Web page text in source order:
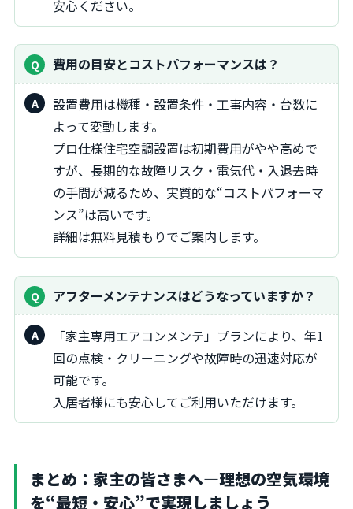
安心ください。
費用の目安とコストパフォーマンスは？
設置費用は機種・設置条件・工事内容・台数に
よって変動します。
プロ仕様住宅空調設置は初期費用がやや高めで
すが、長期的な故障リスク・電気代・入退去時
の手間が減るため、実質的な“コストパフォーマ
ンス”は高いです。
詳細は無料見積もりでご案内します。
アフターメンテナンスはどうなっていますか？
「家主専用エアコンメンテ」プランにより、年1
回の点検・クリーニングや故障時の迅速対応が
可能です。
入居者様にも安心してご利用いただけます。
まとめ：家主の皆さまへ―理想の空気環境
を“最短・安心”で実現しましょう